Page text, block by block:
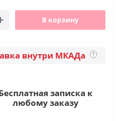
В корзину
внутри МКАДа ?
записка к
любому заказу